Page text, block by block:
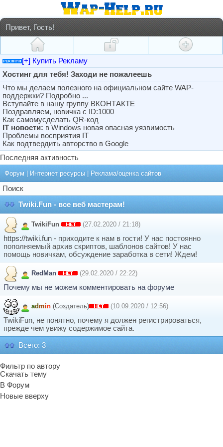
Привет, Гость!
[+] Купить Рекламу
Хостинг для тебя! Заходи не пожалеешь
Что мы делаем полезного на официальном сайте WAP-
поддержки? Подробно ...
Вступайте в нашу группу ВКОНТАКТЕ
Поздравляем, новичка с ID:1000
Как самомусделать QR-код
IT новости: в Windows новая опасная уязвимость
Проблемы восприятия IT
Как подтвердить авторство в Google
Последняя активность
Форум Интернет ресурсы Реклама/оценка сайтов
Поиск
Twiki.Fun - все веб мастерам!
TwikiFun (27.02.2020 / 21:18)
https://twiki.fun - приходите к нам в гости! У нас постоянно
пополняемый архив скриптов, шаблонов сайтов! У нас
помощь новичкам, обсуждение заработка в сети! Ждем!
RedMan (29.02.2020 / 22:22)
Почему мы не можем комментировать на форуме
admin (Создатель) (10.09.2020 / 12:56)
TwikiFun, не понятно, почему я должен регистрироваться,
прежде чем увижу содержимое сайта.
Всего: 3
Фильтр по автору
Скачать тему
В Форум
Новые вверху